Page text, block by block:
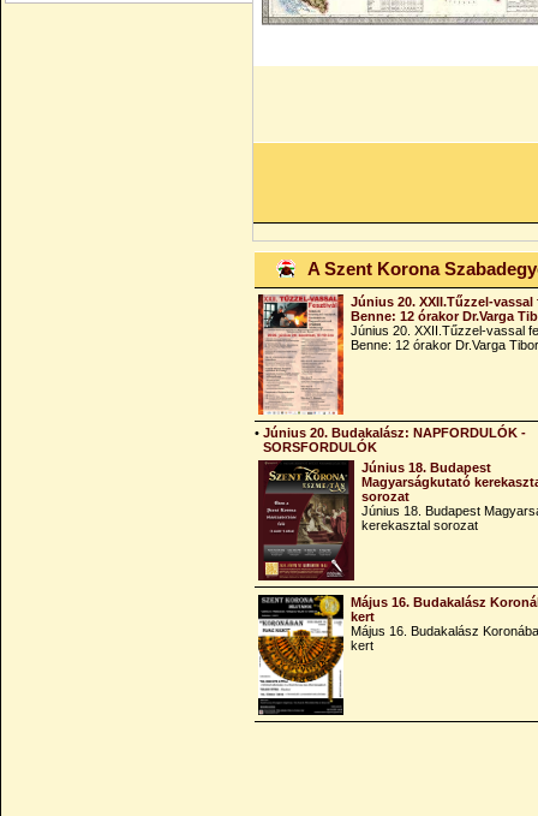
A Szent Korona
Június 20. XXII.Tűzzel-
Benne: 12 órakor Dr.Varga
Június 20. XXII.Tűzzel-vassal
Benne: 12 órakor Dr.Varga Tibor
• Június 20. Budakalász: NAPFORDULÓK -
SORSFORDULÓK
Június 18. Budapest
Magyarságkutató
sorozat
Június 18. Budapest
kerekasztal sorozat
Május 16. Budakalász
kert
Május 16. Budakalász
kert